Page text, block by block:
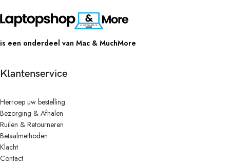
is een onderdeel van Mac & MuchMore
Klantenservice
Herroep uw bestelling
Bezorging & Afhalen
Ruilen & Retourneren
Betaalmethoden
Klacht
Contact